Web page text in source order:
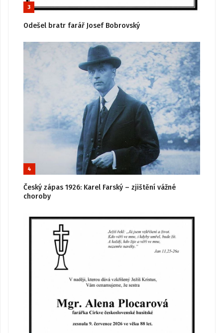
3
Odešel bratr farář Josef Bobrovský
4
Český zápas 1926: Karel Farský – zjištění vážné
choroby